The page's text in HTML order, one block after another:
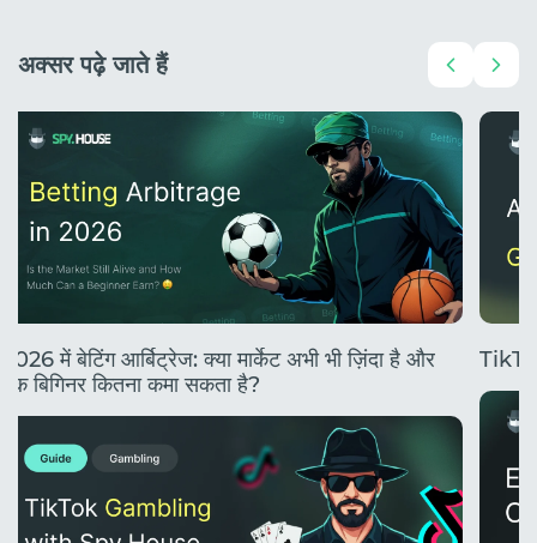
अक्सर पढ़े जाते हैं
2026 में बेटिंग आर्बिट्रेज: क्या मार्केट अभी भी ज़िंदा है और
एक बिगिनर कितना कमा सकता है?